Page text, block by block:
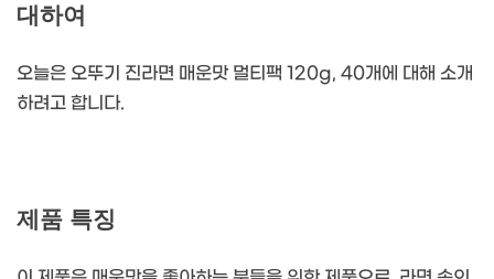
대하여
오늘은 오뚜기 진라면 매운맛 멀티팩 120g, 40개에 대해 소개
하려고 합니다.
제품 특징